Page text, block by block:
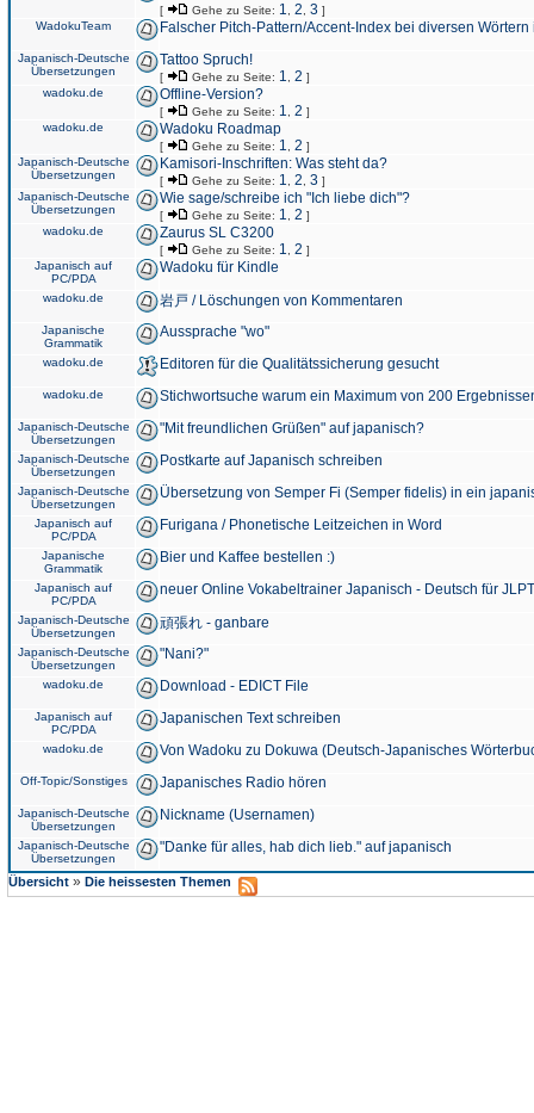
[ Gehe zu Seite: 1 2 3 ]
WadokuTeam
Falscher Pitch-Pattern/Accent-Index bei diversen
Japanisch-Deutsche
Übersetzungen
Tattoo Spruch!
[ Gehe zu Seite: 1 2 ]
wadoku.de
Offline-Version?
[ Gehe zu Seite: 1 2 ]
wadoku.de
Wadoku Roadmap
[ Gehe zu Seite: 1 2 ]
Japanisch-Deutsche
Übersetzungen
Kamisori-Inschriften: Was steht da?
[ Gehe zu Seite: 1 2 3 ]
Japanisch-Deutsche
Übersetzungen
Wie sage/schreibe ich "Ich liebe dich"?
[ Gehe zu Seite: 1 2 ]
wadoku.de
Zaurus SL C3200
[ Gehe zu Seite: 1 2 ]
Japanisch auf
PC/PDA
Wadoku für Kindle
wadoku.de 岩戸 / Löschungen von Kommentaren
Japanische
Grammatik
Aussprache "wo"
wadoku.de Editoren für die Qualitätssicherung gesucht
wadoku.de Stichwortsuche warum ein Maximum von 200
Japanisch-Deutsche
Übersetzungen
"Mit freundlichen Grüßen" auf japanisch?
Japanisch-Deutsche
Übersetzungen
Postkarte auf Japanisch schreiben
Japanisch-Deutsche
Übersetzungen
Übersetzung von Semper Fi (Semper fidelis) in ein
Japanisch auf
PC/PDA
Furigana / Phonetische Leitzeichen in Word
Japanische
Grammatik
Bier und Kaffee bestellen :)
Japanisch auf
PC/PDA
neuer Online Vokabeltrainer Japanisch - Deutsch für
Japanisch-Deutsche
Übersetzungen
頑張れ - ganbare
Japanisch-Deutsche
Übersetzungen
"Nani?"
wadoku.de Download - EDICT File
Japanisch auf
PC/PDA
Japanischen Text schreiben
wadoku.de Von Wadoku zu Dokuwa (Deutsch-Japanisches
Off-Topic/Sonstiges Japanisches Radio hören
Japanisch-Deutsche
Übersetzungen
Nickname (Usernamen)
Japanisch-Deutsche
Übersetzungen
"Danke für alles, hab dich lieb." auf japanisch
Übersicht » Die heissesten Themen